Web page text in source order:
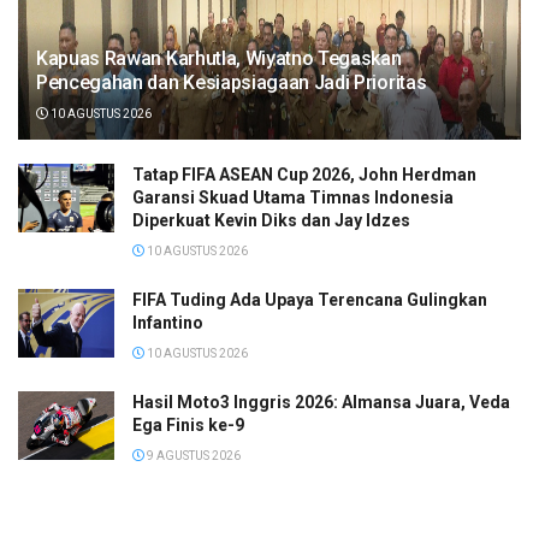
Kapuas Rawan Karhutla, Wiyatno Tegaskan
Pencegahan dan Kesiapsiagaan Jadi Prioritas
10 AGUSTUS 2026
Tatap FIFA ASEAN Cup 2026, John Herdman
Garansi Skuad Utama Timnas Indonesia
Diperkuat Kevin Diks dan Jay Idzes
10 AGUSTUS 2026
FIFA Tuding Ada Upaya Terencana Gulingkan
Infantino
10 AGUSTUS 2026
Hasil Moto3 Inggris 2026: Almansa Juara, Veda
Ega Finis ke-9
9 AGUSTUS 2026